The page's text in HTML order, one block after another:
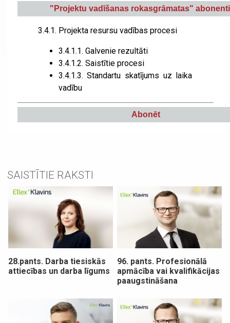
" Projektu vadīšanas rokasgrāmatas"
3.4.1. Projekta resursu vadības procesi
3.4.1.1. Galvenie rezultāti
3.4.1.2. Saistītie procesi
3.4.1.3. Standartu skatījums uz laika
vadību
Abonēt
SAISTĪTIE RAKSTI
28.pants. Darba tiesiskās
attiecības un darba līgums
96. pants. Profesionālā
apmācība vai kvalifikācijas
paaugstināšana